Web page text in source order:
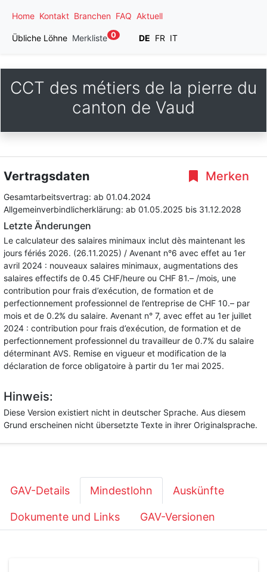
Home Kontakt Branchen FAQ Aktuell
Übliche Löhne Merkliste 0 DE FR IT
CCT des métiers de la pierre du
canton de Vaud
Merken
Vertragsdaten
Gesamtarbeitsvertrag: ab 01.04.2024
Allgemeinverbindlicherklärung: ab 01.05.2025 bis 31.12.2028
Letzte Änderungen
Le calculateur des salaires minimaux inclut dès maintenant les
jours fériés 2026. (26.11.2025) / Avenant n°6 avec effet au 1er
avril 2024 : nouveaux salaires minimaux, augmentations des
salaires effectifs de 0.45 CHF/heure ou CHF 81.– /mois, une
contribution pour frais d’exécution, de formation et de
perfectionnement professionnel de l’entreprise de CHF 10.– par
mois et de 0.2% du salaire. Avenant n° 7, avec effet au 1er juillet
2024 : contribution pour frais d’exécution, de formation et de
perfectionnement professionnel du travailleur de 0.7% du salaire
déterminant AVS. Remise en vigueur et modification de la
déclaration de force obligatoire à partir du 1er mai 2025.
Hinweis:
Diese Version existiert nicht in deutscher Sprache. Aus diesem
Grund erscheinen nicht übersetzte Texte in ihrer Originalsprache.
GAV-Details Mindestlohn Auskünfte
Dokumente und Links GAV-Versionen